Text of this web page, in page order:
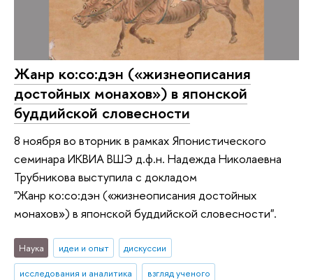
Жанр ко:со:дэн («жизнеописания
достойных монахов») в японской
буддийской словесности
8 ноября во вторник в рамках Японистического
семинара ИКВИА ВШЭ д.ф.н. Надежда Николаевна
Трубникова выступила с докладом
"Жанр ко:со:дэн («жизнеописания достойных
монахов») в японской буддийской словесности".
Наука идеи и опыт
дискуссии
исследования и аналитика
взгляд ученого